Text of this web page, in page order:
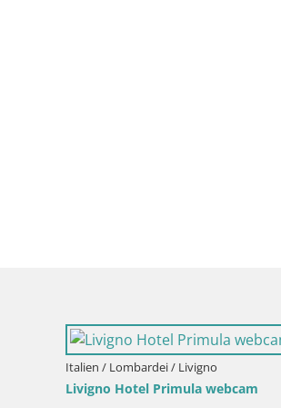
Italien / Lombardei / Gazzaniga